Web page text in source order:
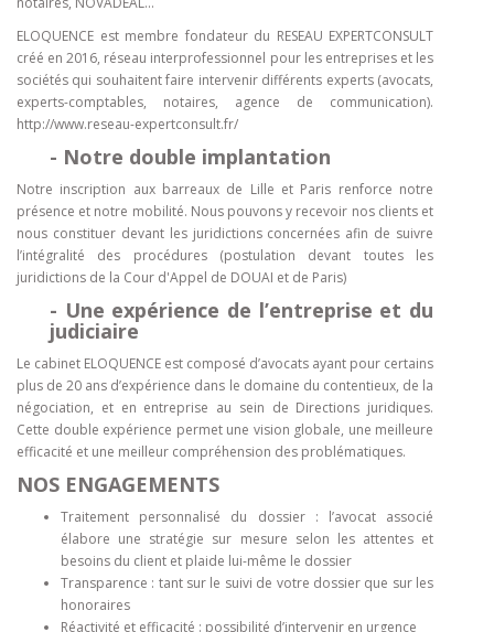
ELOQUENCE est membre fondateur du RESEAU EXPERTCONSULT
créé en 2016, réseau interprofessionnel pour les entreprises et les
sociétés qui souhaitent faire intervenir différents experts (avocats,
experts-comptables, notaires, agence de communication).
http://www.reseau-expertconsult.fr/
- Notre double implantation
Notre inscription aux barreaux de Lille et Paris renforce notre
présence et notre mobilité. Nous pouvons y recevoir nos clients et
nous constituer devant les juridictions concernées afin de suivre
l’intégralité des procédures (postulation devant toutes les
juridictions de la Cour d'Appel de DOUAI et de Paris)
- Une expérience de l’entreprise et du
judiciaire
Le cabinet ELOQUENCE est composé d’avocats ayant pour certains
plus de 20 ans d’expérience dans le domaine du contentieux, de la
négociation, et en entreprise au sein de Directions juridiques.
Cette double expérience permet une vision globale, une meilleure
efficacité et une meilleur compréhension des problématiques.
NOS ENGAGEMENTS
Traitement personnalisé du dossier : l’avocat associé
élabore une stratégie sur mesure selon les attentes et
besoins du client et plaide lui-même le dossier
Transparence : tant sur le suivi de votre dossier que sur les
honoraires
Réactivité et efficacité : possibilité d’intervenir en urgence